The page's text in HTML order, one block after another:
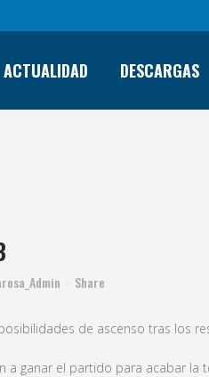
ACTUALIDAD DESCARGAS
Share
de ascenso tras los
a ganar el partido para acabar